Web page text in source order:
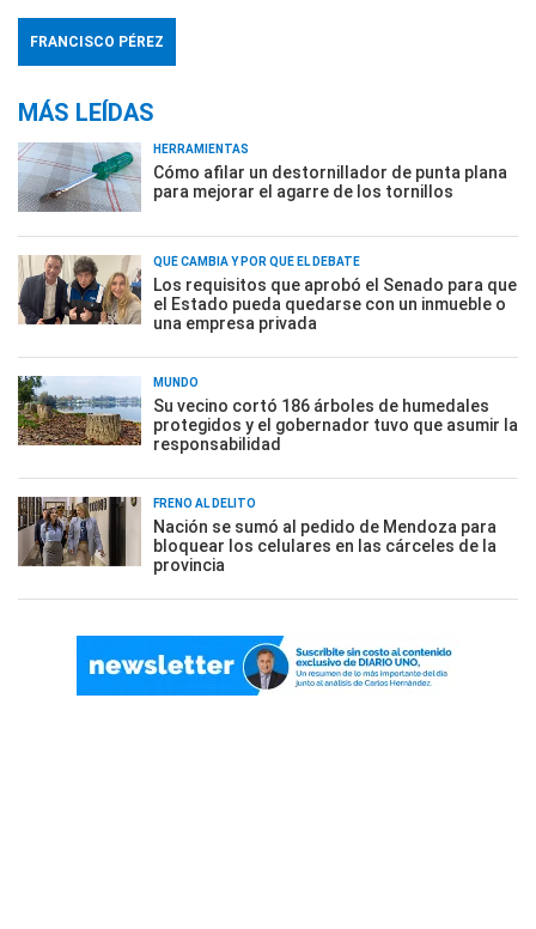
FRANCISCO PÉREZ
MÁS LEÍDAS
HERRAMIENTAS
Cómo afilar un destornillador de punta plana
para mejorar el agarre de los tornillos
QUÉ CAMBIA Y POR QUÉ EL DEBATE
Los requisitos que aprobó el Senado para que
el Estado pueda quedarse con un inmueble o
una empresa privada
MUNDO
Su vecino cortó 186 árboles de humedales
protegidos y el gobernador tuvo que asumir la
responsabilidad
FRENO AL DELITO
Nación se sumó al pedido de Mendoza para
bloquear los celulares en las cárceles de la
provincia